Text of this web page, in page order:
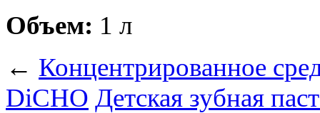
Объем: 1 л
← Концентрированное
DiCHO Детская зубная